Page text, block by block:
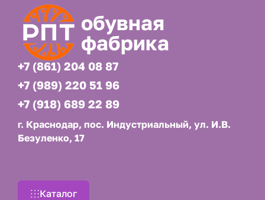
обувная
фабрика
+7 (861) 204 08 87
+7 (989) 220 51 96
+7 (918) 689 22 89
г. Краснодар, пос. Индустриальный, ул. И.В.
Безуленко, 17
Каталог